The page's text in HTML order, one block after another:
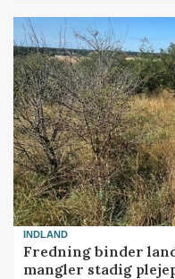
INDLAND
Fredning binder
mangler stadig